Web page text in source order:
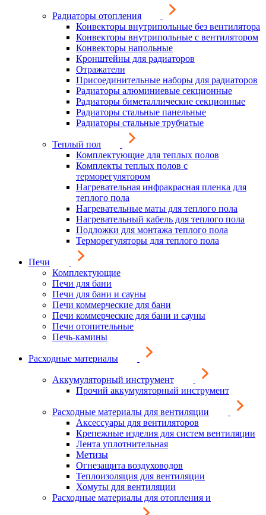
Радиаторы отопления
Конвекторы внутрипольные без вентилятора
Конвекторы внутрипольные с вентилятором
Конвекторы напольные
Кронштейны для радиаторов
Отражатели
Присоединительные наборы для радиаторов
Радиаторы алюминиевые секционные
Радиаторы биметаллические секционные
Радиаторы стальные панельные
Радиаторы стальные трубчатые
Теплый пол
Комплектующие для теплых полов
Комплекты теплых полов с
терморегулятором
Нагревательная инфракрасная пленка для
теплого пола
Нагревательные маты для теплого пола
Нагревательный кабель для теплого пола
Подложки для монтажа теплого пола
Терморегуляторы для теплого пола
Печи
Комплектующие
Печи для бани
Печи для бани и сауны
Печи коммерческие для бани
Печи коммерческие для бани и сауны
Печи отопительные
Печь-камины
Расходные материалы
Аккумуляторный инструмент
Прочий аккумуляторный инструмент
Расходные материалы для вентиляции
Аксессуары для вентиляторов
Крепежные изделия для систем вентиляции
Лента уплотнительная
Метизы
Огнезащита воздуховодов
Теплоизоляция для вентиляции
Хомуты для вентиляции
Расходные материалы для отопления и